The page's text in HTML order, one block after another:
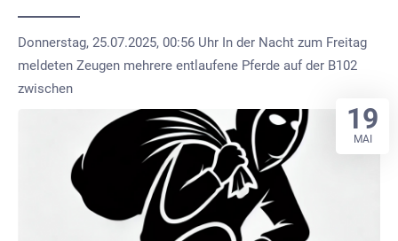
Donnerstag, 25.07.2025, 00:56 Uhr In der Nacht zum Freitag
meldeten Zeugen mehrere entlaufene Pferde auf der B102
zwischen
19
MAI